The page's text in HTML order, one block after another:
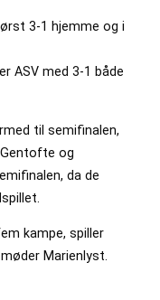
3-1 hjemme og i
ASV med 3-1 både
til semifinalen,
og
da de
kampe, spiller
Marienlyst.